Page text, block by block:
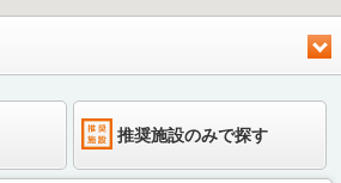
推奨施設のみで探す